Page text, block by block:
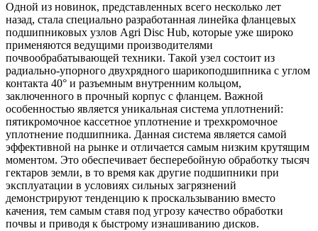
Одной из новинок, представленных всего несколько лет
назад, стала специально разработанная линейка фланцевых
подшипниковых узлов Agri Disc Hub, которые уже широко
применяются ведущими производителями
почвообрабатывающей техники. Такой узел состоит из
радиально-упорного двухрядного шарикоподшипника с углом
контакта 40° и разъемным внутренним кольцом,
заключенного в прочный корпус с фланцем. Важной
особенностью является уникальная система уплотнений:
пятикромочное кассетное уплотнение и трехкромочное
уплотнение подшипника. Данная система является самой
эффективной на рынке и отличается самым низким крутящим
моментом. Это обеспечивает бесперебойную обработку тысяч
гектаров земли, в то время как другие подшипники при
эксплуатации в условиях сильных загрязнений
демонстрируют тенденцию к проскальзыванию вместо
качения, тем самым ставя под угрозу качество обработки
почвы и приводя к быстрому изнашиванию дисков.